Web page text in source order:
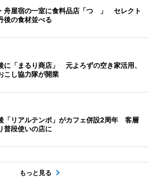
舟屋宿の一室に食料品店「つゝ」 セレクト
後の食材並べる
に「まるり商店」 元よろずの空き家活用、
こし協力隊が開業
「リアルテンポ」がカフェ併設2周年 客層
普段使いの店に
もっと見る